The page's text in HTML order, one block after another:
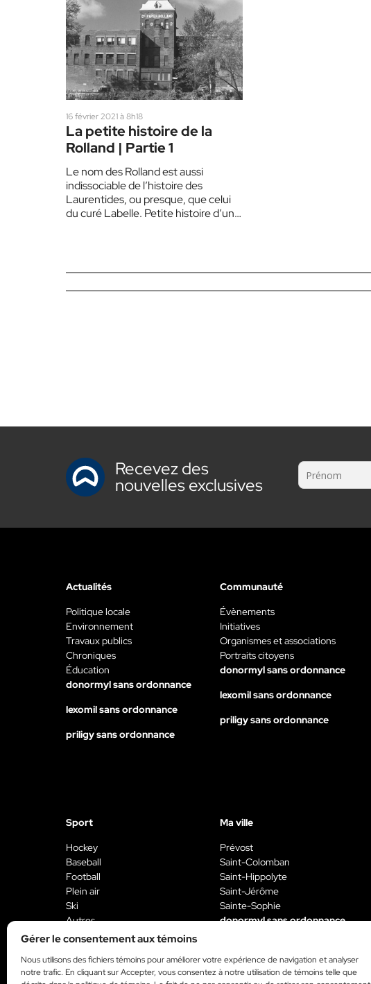
Gérer le consentement aux témoins
Nous utilisons des fichiers témoins pour améliorer votre expérience de navigation et analyser
notre trafic. En cliquant sur Accepter, vous consentez à notre utilisation de témoins telle que
16 février 2021 à 8h18
La petite histoire de la
Rolland | Partie 1
Le nom des Rolland est aussi
indissociable de l’histoire des
Laurentides, ou presque, que celui
du curé Labelle. Petite histoire d’une
Recevez des
nouvelles exclusives
Actualités
Politique locale
Environnement
Travaux publics
Chroniques
Éducation
donormyl sans ordonnance
lexomil sans ordonnance
priligy sans ordonnance
Communauté
Évènements
Initiatives
Organismes et associations
Portraits citoyens
donormyl sans ordonnance
lexomil sans ordonnance
priligy sans ordonnance
Sport
Hockey
Baseball
Football
Plein air
Ski
Autres
donormyl sans ordonnance
lexomil sans ordonnance
Ma ville
Prévost
Saint-Colomban
Saint-Hippolyte
Saint-Jérôme
Sainte-Sophie
donormyl sans ordonnance
priligy sans ordonnance